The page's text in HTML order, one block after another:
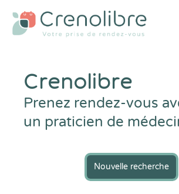
Crenolibre
Prenez rendez-vous
un praticien de
Nouvelle recherche